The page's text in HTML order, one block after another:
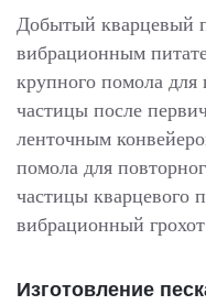
Добытый кварцевый
вибрационным
крупного помола для
частицы после
ленточным
помола для
частицы кварцевого
вибрационный
Изготовление